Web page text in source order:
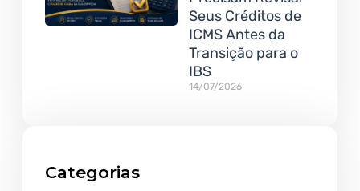
Seus Créditos de
ICMS Antes da
Transição para o
IBS
14/07/2026
Categorias